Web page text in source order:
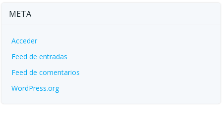
META
Acceder
Feed de entradas
Feed de comentarios
WordPress.org